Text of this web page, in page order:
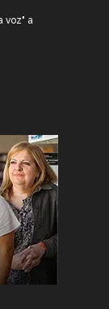
voz" a